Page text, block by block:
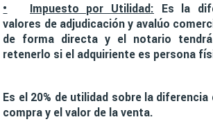
• Impuesto por Utilidad: Es la
valores de adjudicación y avalúo
de forma directa y el notario
retenerlo si el adquiriente es persona
Es el 20% de utilidad sobre la
compra y el valor de la venta.